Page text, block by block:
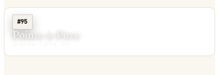
#95
Pointe-à-Pitre